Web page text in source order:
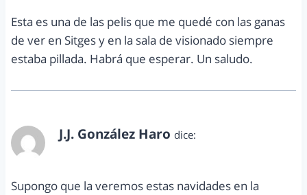
Esta es una de las pelis que me quedé con las ganas
de ver en Sitges y en la sala de visionado siempre
estaba pillada. Habrá que esperar. Un saludo.
J.J. González Haro dice:
Supongo que la veremos estas navidades en la